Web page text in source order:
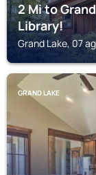
2 Mi to
Library!
Grand Lake, 07
GRAND LAKE